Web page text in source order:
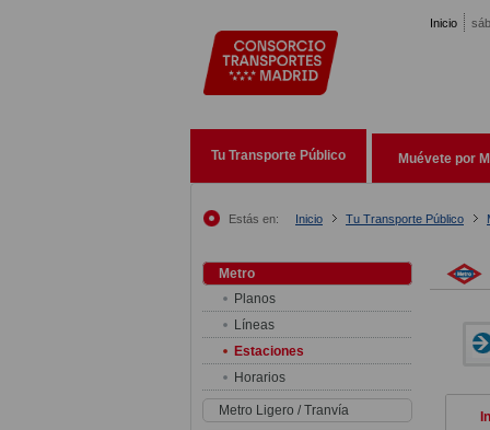
Inicio
Tu Transporte Público Muévete por
Estás en: Inicio Tu Transporte Público
Metro
Planos
Líneas
Estaciones
Horarios
Metro Ligero / Tranvía